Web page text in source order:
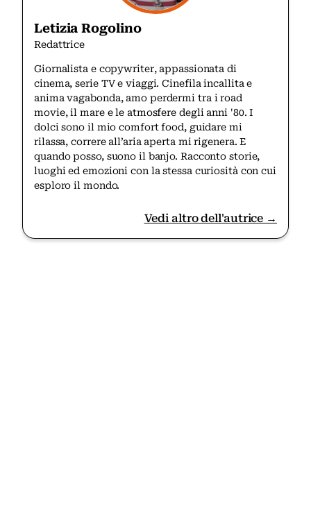
Letizia Rogolino
Redattrice
Giornalista e copywriter, appassionata di
cinema, serie TV e viaggi. Cinefila incallita e
anima vagabonda, amo perdermi tra i road
movie, il mare e le atmosfere degli anni '80. I
dolci sono il mio comfort food, guidare mi
rilassa, correre all’aria aperta mi rigenera. E
quando posso, suono il banjo. Racconto storie,
luoghi ed emozioni con la stessa curiosità con cui
esploro il mondo.
Vedi altro dell'autrice →